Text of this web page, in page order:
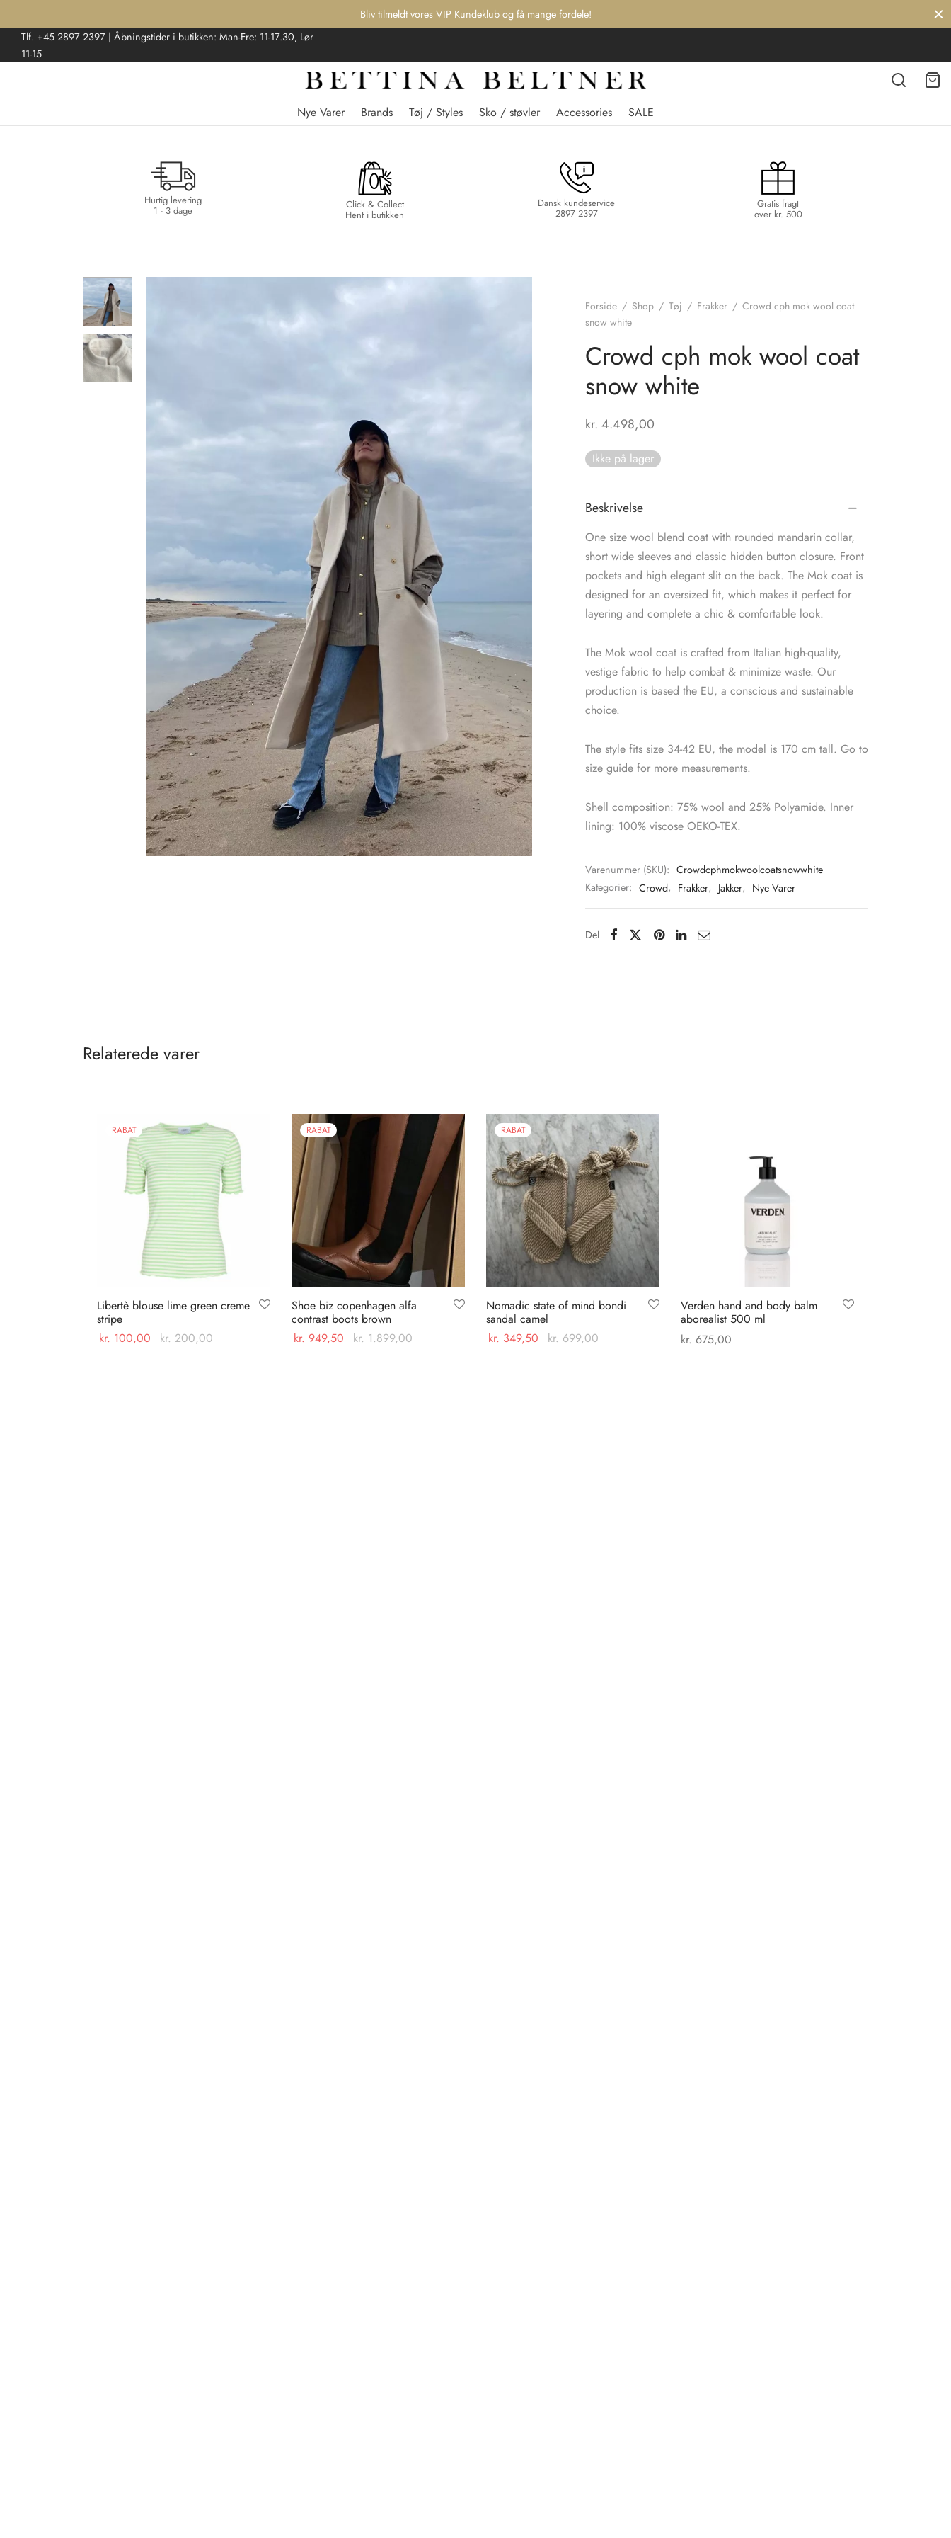
Bliv tilmeldt vores VIP Kundeklub og få mange fordele!
Tlf. +45 2897 2397 | Åbningstider i butikken: Man-Fre: 11-17.30, Lør
11-15
Nye Varer Brands Tøj / Styles Sko / støvler Accessories SALE
Hurtig levering
1 - 3 dage Click & Collect
Hent i butikken
Dansk kundeservice
2897 2397
Gratis fragt
over kr. 500
Forside / Shop / Tøj / Frakker / Crowd cph mok wool coat
snow white
Crowd cph mok wool coat
snow white
kr. 4.498,00
Ikke på lager
Beskrivelse
One size wool blend coat with rounded mandarin collar,
short wide sleeves and classic hidden button closure. Front
pockets and high elegant slit on the back. The Mok coat is
designed for an oversized fit, which makes it perfect for
layering and complete a chic & comfortable look.
The Mok wool coat is crafted from Italian high-quality,
vestige fabric to help combat & minimize waste. Our
production is based the EU, a conscious and sustainable
choice.
The style fits size 34-42 EU, the model is 170 cm tall. Go to
size guide for more measurements.
Shell composition: 75% wool and 25% Polyamide. Inner
lining: 100% viscose OEKO-TEX.
Varenummer (SKU): Crowdcphmokwoolcoatsnowwhite
Kategorier: Crowd, Frakker, Jakker, Nye Varer
Del
Relaterede varer
RABAT
Libertè blouse lime green creme
stripe
kr. 100,00 kr.200,00
RABAT
Shoe biz copenhagen alfa
contrast boots brown
kr. 949,50 kr.1.899,00
RABAT
Nomadic state of mind bondi
sandal camel
kr. 349,50 kr.699,00
Verden hand and body balm
aborealist 500 ml
kr. 675,00